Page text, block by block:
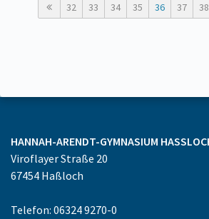
32 33 34 35 36 37 38
HANNAH-ARENDT-GYMNASIUM HASSLOCH
Viroflayer Straße 20
67454 Haßloch
Telefon: 06324 9270-0